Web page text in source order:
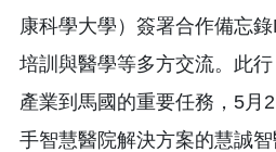
康科學大學）簽署合作備忘
培訓與醫學等多方交流。此
產業到馬國的重要任務，5月
手智慧醫院解決方案的慧誠